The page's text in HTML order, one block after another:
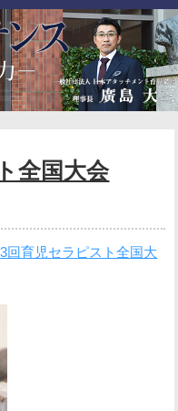
全国大会
回育児セラピスト全国大